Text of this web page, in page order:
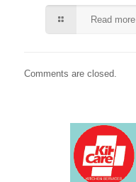
Read more
Comments are closed.